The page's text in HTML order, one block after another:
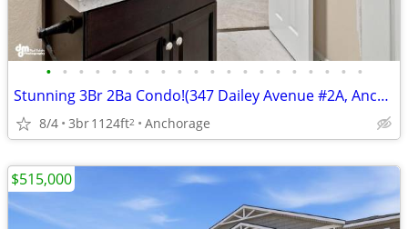
• • • • • • • • • • • • • • • • • • • •
Stunning 3Br 2Ba Condo!(347 Dailey Avenue #2A, Anchorage)
8/4 3br1124ft2 Anchorage
$515,000